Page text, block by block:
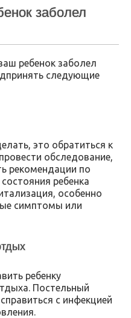
заболел
ребенок заболел
следующие
это обратиться к
обследование,
рекомендации по
ребенка
особенно
симптомы или
ребенку
Постельный
с инфекцией